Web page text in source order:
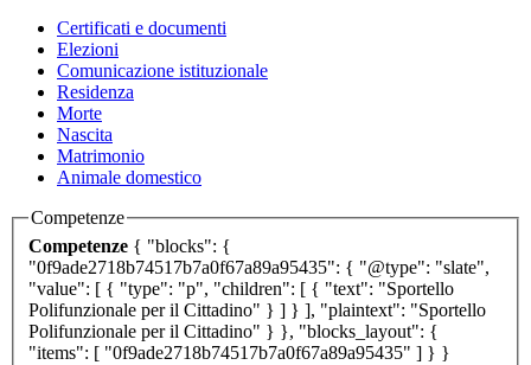
Certificati e documenti
Elezioni
Comunicazione istituzionale
Residenza
Morte
Nascita
Matrimonio
Animale domestico
Competenze
Competenze { "blocks": {
"0f9ade2718b74517b7a0f67a89a95435": { "@type": "slate",
"value": [ { "type": "p", "children": [ { "text": "Sportello
Polifunzionale per il Cittadino" } ] } ], "plaintext": "Sportello
Polifunzionale per il Cittadino" } }, "blocks_layout": {
"items": [ "0f9ade2718b74517b7a0f67a89a95435" ] } }